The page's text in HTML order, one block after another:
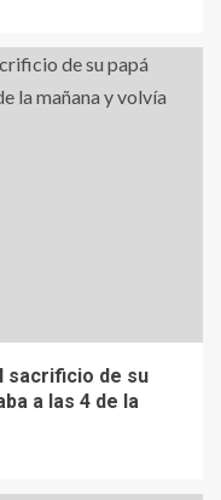
sacrificio de su
a las 4 de la